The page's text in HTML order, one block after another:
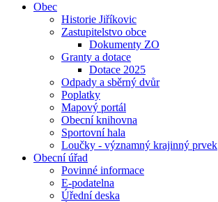
Obec
Historie Jiříkovic
Zastupitelstvo obce
Dokumenty ZO
Granty a dotace
Dotace 2025
Odpady a sběrný dvůr
Poplatky
Mapový portál
Obecní knihovna
Sportovní hala
Loučky - významný krajinný prvek
Obecní úřad
Povinné informace
E-podatelna
Úřední deska